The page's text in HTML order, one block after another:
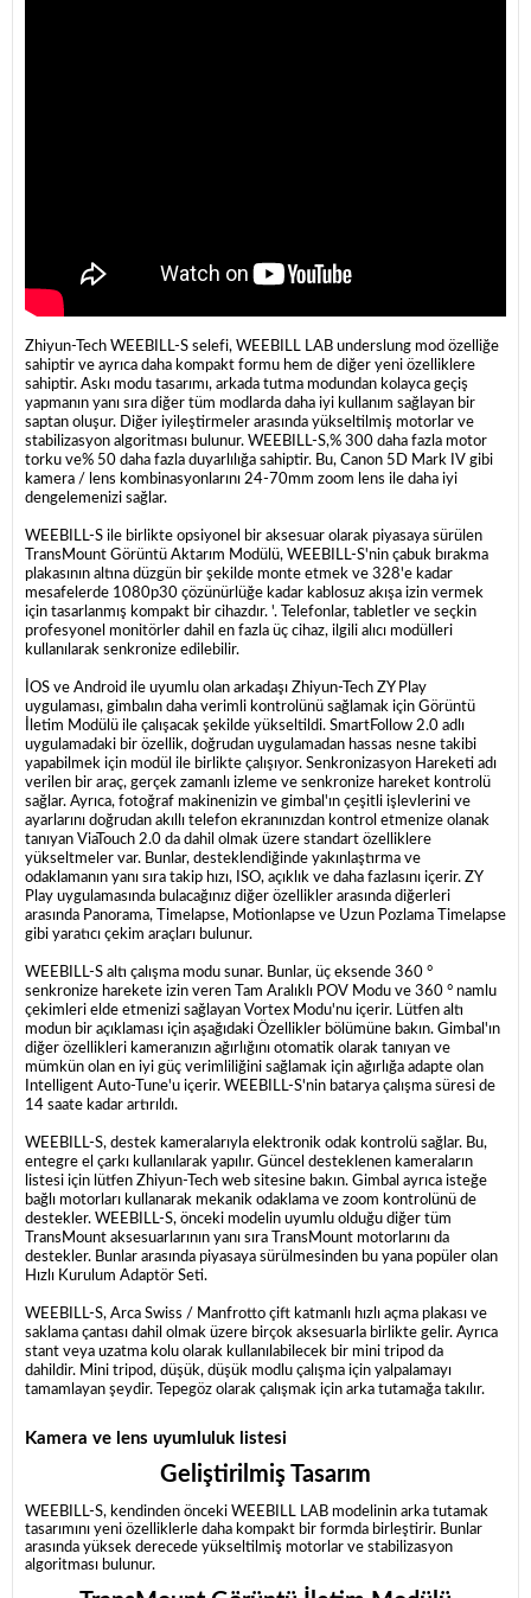
Zhiyun-Tech WEEBILL-S selefi, WEEBILL LAB underslung mod özelliğe
sahiptir ve ayrıca daha kompakt formu hem de diğer yeni özelliklere
sahiptir. Askı modu tasarımı, arkada tutma modundan kolayca geçiş
yapmanın yanı sıra diğer tüm modlarda daha iyi kullanım sağlayan bir
saptan oluşur. Diğer iyileştirmeler arasında yükseltilmiş motorlar ve
stabilizasyon algoritması bulunur. WEEBILL-S,% 300 daha fazla motor
torku ve% 50 daha fazla duyarlılığa sahiptir. Bu, Canon 5D Mark IV gibi
kamera / lens kombinasyonlarını 24-70mm zoom lens ile daha iyi
dengelemenizi sağlar.
WEEBILL-S ile birlikte opsiyonel bir aksesuar olarak piyasaya sürülen
TransMount Görüntü Aktarım Modülü, WEEBILL-S'nin çabuk bırakma
plakasının altına düzgün bir şekilde monte etmek ve 328'e kadar
mesafelerde 1080p30 çözünürlüğe kadar kablosuz akışa izin vermek
için tasarlanmış kompakt bir cihazdır. '. Telefonlar, tabletler ve seçkin
profesyonel monitörler dahil en fazla üç cihaz, ilgili alıcı modülleri
kullanılarak senkronize edilebilir.
İOS ve Android ile uyumlu olan arkadaşı Zhiyun-Tech ZY Play
uygulaması, gimbalın daha verimli kontrolünü sağlamak için Görüntü
İletim Modülü ile çalışacak şekilde yükseltildi. SmartFollow 2.0 adlı
uygulamadaki bir özellik, doğrudan uygulamadan hassas nesne takibi
yapabilmek için modül ile birlikte çalışıyor. Senkronizasyon Hareketi adı
verilen bir araç, gerçek zamanlı izleme ve senkronize hareket kontrolü
sağlar. Ayrıca, fotoğraf makinenizin ve gimbal'ın çeşitli işlevlerini ve
ayarlarını doğrudan akıllı telefon ekranınızdan kontrol etmenize olanak
tanıyan ViaTouch 2.0 da dahil olmak üzere standart özelliklere
yükseltmeler var. Bunlar, desteklendiğinde yakınlaştırma ve
odaklamanın yanı sıra takip hızı, ISO, açıklık ve daha fazlasını içerir. ZY
Play uygulamasında bulacağınız diğer özellikler arasında diğerleri
arasında Panorama, Timelapse, Motionlapse ve Uzun Pozlama Timelapse
gibi yaratıcı çekim araçları bulunur.
WEEBILL-S altı çalışma modu sunar. Bunlar, üç eksende 360 °
senkronize harekete izin veren Tam Aralıklı POV Modu ve 360 ° namlu
çekimleri elde etmenizi sağlayan Vortex Modu'nu içerir. Lütfen altı
modun bir açıklaması için aşağıdaki Özellikler bölümüne bakın. Gimbal'ın
diğer özellikleri kameranızın ağırlığını otomatik olarak tanıyan ve
mümkün olan en iyi güç verimliliğini sağlamak için ağırlığa adapte olan
Intelligent Auto-Tune'u içerir. WEEBILL-S'nin batarya çalışma süresi de
14 saate kadar artırıldı.
WEEBILL-S, destek kameralarıyla elektronik odak kontrolü sağlar. Bu,
entegre el çarkı kullanılarak yapılır. Güncel desteklenen kameraların
listesi için lütfen Zhiyun-Tech web sitesine bakın. Gimbal ayrıca isteğe
bağlı motorları kullanarak mekanik odaklama ve zoom kontrolünü de
destekler. WEEBILL-S, önceki modelin uyumlu olduğu diğer tüm
TransMount aksesuarlarının yanı sıra TransMount motorlarını da
destekler. Bunlar arasında piyasaya sürülmesinden bu yana popüler olan
Hızlı Kurulum Adaptör Seti.
WEEBILL-S, Arca Swiss / Manfrotto çift katmanlı hızlı açma plakası ve
saklama çantası dahil olmak üzere birçok aksesuarla birlikte gelir. Ayrıca
stant veya uzatma kolu olarak kullanılabilecek bir mini tripod da
dahildir. Mini tripod, düşük, düşük modlu çalışma için yalpalamayı
tamamlayan şeydir. Tepegöz olarak çalışmak için arka tutamağa takılır.
Kamera ve lens uyumluluk listesi
Geliştirilmiş Tasarım
WEEBILL-S, kendinden önceki WEEBILL LAB modelinin arka tutamak
tasarımını yeni özelliklerle daha kompakt bir formda birleştirir. Bunlar
arasında yüksek derecede yükseltilmiş motorlar ve stabilizasyon
algoritması bulunur.